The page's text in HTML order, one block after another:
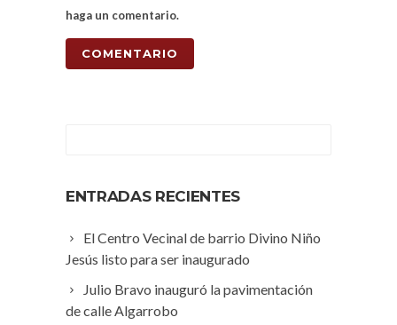
haga un comentario.
ENTRADAS RECIENTES
El Centro Vecinal de barrio Divino Niño
Jesús listo para ser inaugurado
Julio Bravo inauguró la pavimentación
de calle Algarrobo